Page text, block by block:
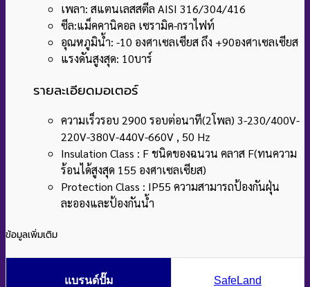
เพลา: สแตนเลสสตีล AISI 316/304/416
ซีล:แม็คคานิคอล เซรามิค-กราไฟท์
อุณหภูมิน้ำ: -10 องศาเซลเซียส ถึง +90องศาเซลเซียส
แรงดันสูงสุด: 10บาร์
รายละเอียดมอเตอร์
ความเร็วรอบ 2900 รอบต่อนาที(2โพล) 3-230/400V-
220V-380V-440V-660V , 50 Hz
Insulation Class : F ชนิดของฉนวน คลาส F(ทนความ
ร้อนได้สูงสุด 155 องศาเซลเซียส)
Protection Class : IP55 ความสามารถป้องกันฝุ่น
ละอองและป้องกันน้ำ
ข้อมูลเพิ่มเติม
แบรนด์ปั๊ม SafeLand